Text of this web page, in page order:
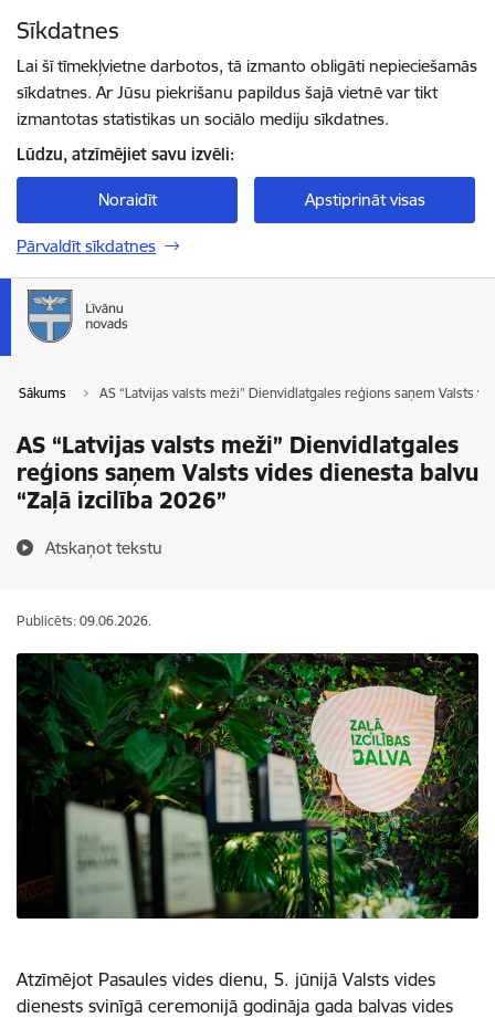
Sīkdatnes
Lai šī tīmekļvietne darbotos, tā izmanto obligāti nepieciešamās
sīkdatnes. Ar Jūsu piekrišanu papildus šajā vietnē var tikt
izmantotas statistikas un sociālo mediju sīkdatnes.
Lūdzu, atzīmējiet savu izvēli:
Noraidīt Apstiprināt visas
Pārvaldīt sīkdatnes
Sākums AS “Latvijas valsts meži” Dienvidlatgales reģions saņem Valsts
AS “Latvijas valsts meži” Dienvidlatgales
reģions saņem Valsts vides dienesta balvu
“Zaļā izcilība 2026”
Atskaņot tekstu
Publicēts: 09.06.2026.
Atzīmējot Pasaules vides dienu, 5. jūnijā Valsts vides
dienests svinīgā ceremonijā godināja gada balvas vides